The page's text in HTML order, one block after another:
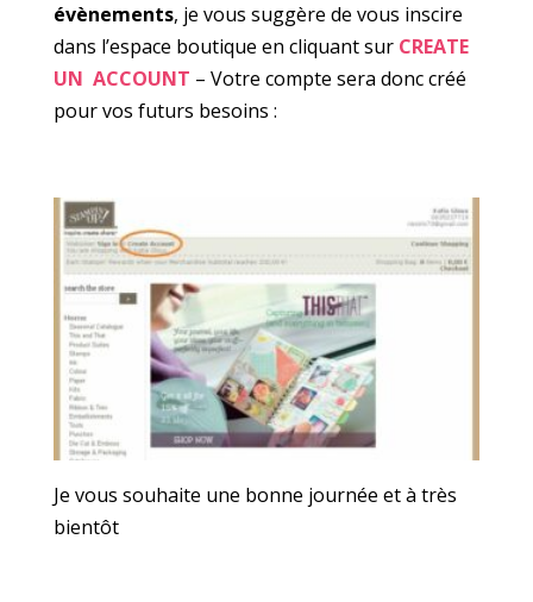
évènements, je vous suggère de vous inscire
dans l’espace boutique en cliquant sur CREATE
UN ACCOUNT – Votre compte sera donc créé
pour vos futurs besoins :
Je vous souhaite une bonne journée et à très
bientôt